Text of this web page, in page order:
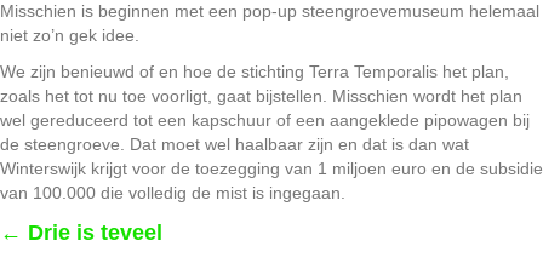
Misschien is beginnen met een pop-up steengroevemuseum helemaal
niet zo’n gek idee.
We zijn benieuwd of en hoe de stichting Terra Temporalis het plan,
zoals het tot nu toe voorligt, gaat bijstellen. Misschien wordt het plan
wel gereduceerd tot een kapschuur of een aangeklede pipowagen bij
de steengroeve. Dat moet wel haalbaar zijn en dat is dan wat
Winterswijk krijgt voor de toezegging van 1 miljoen euro en de subsidie
van 100.000 die volledig de mist is ingegaan.
Posts
← Drie is teveel